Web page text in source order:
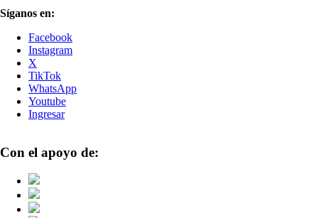
Síganos en:
Facebook
Instagram
X
TikTok
WhatsApp
Youtube
Ingresar
Con el apoyo de: